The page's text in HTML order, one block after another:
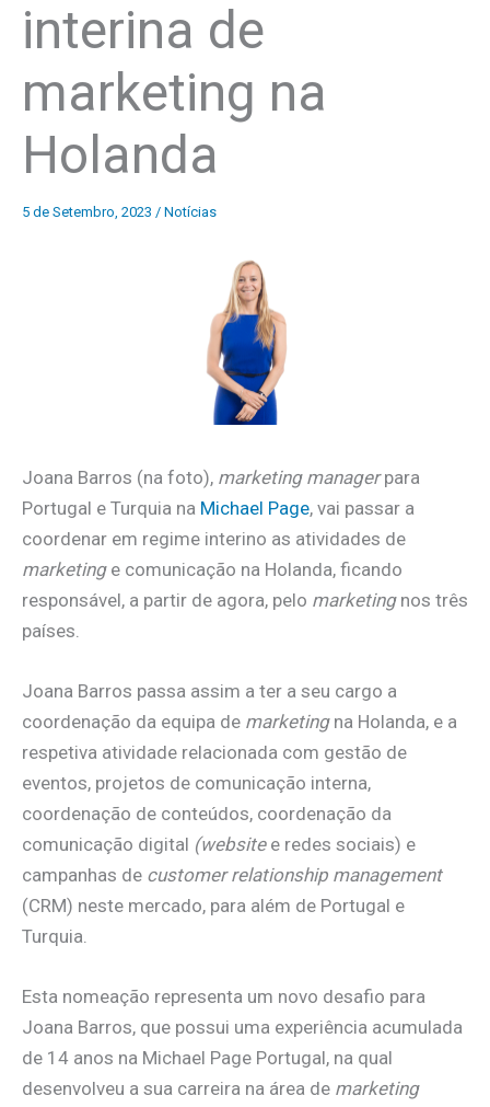
interina de
marketing na
Holanda
5 de Setembro, 2023 / Notícias
Joana Barros (na foto), marketing managerpara
Portugal e Turquia na Michael Page, vai passar a
coordenar em regime interino as atividades de
marketinge comunicação na Holanda, ficando
responsável, a partir de agora, pelo marketingnos três
países.
Joana Barros passa assim a ter a seu cargo a
coordenação da equipa de marketingna Holanda, e a
respetiva atividade relacionada com gestão de
eventos, projetos de comunicação interna,
coordenação de conteúdos, coordenação da
comunicação digital (websitee redes sociais) e
campanhas de customer relationship management
(CRM) neste mercado, para além de Portugal e
Turquia.
Esta nomeação representa um novo desafio para
Joana Barros, que possui uma experiência acumulada
de 14 anos na Michael Page Portugal, na qual
desenvolveu a sua carreira na área de marketing